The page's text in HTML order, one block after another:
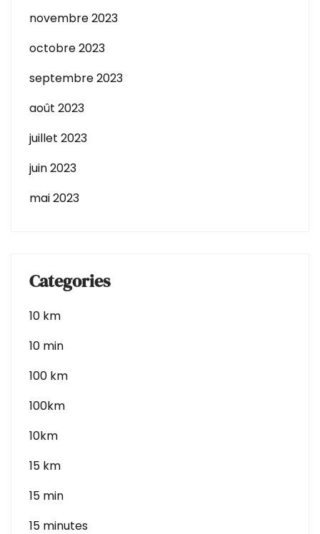
novembre 2023
octobre 2023
septembre 2023
août 2023
juillet 2023
juin 2023
mai 2023
Categories
10 km
10 min
100 km
100km
10km
15 km
15 min
15 minutes